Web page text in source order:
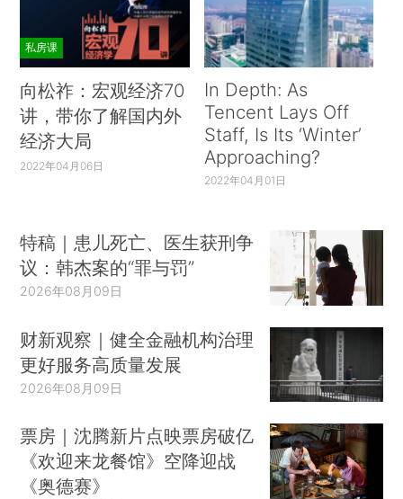
私房课
向松祚：宏观经济70
讲，带你了解国内外
经济大局
2022年04月06日
In Depth: As
Tencent Lays Off
Staff, Is Its ‘Winter’
Approaching?
2022年04月01日
特稿｜患儿死亡、医生获刑争
议：韩杰案的“罪与罚”
2026年08月09日
财新观察｜健全金融机构治理
更好服务高质量发展
2026年08月09日
票房｜沈腾新片点映票房破亿
《欢迎来龙餐馆》空降迎战
《奥德赛》